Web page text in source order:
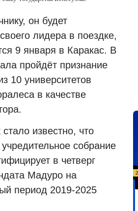
он будет
лидера в поездке,
9 января в Каракас. В
пройдёт признание
10 университетов
в качестве
известно, что
собрание
в четверг
Мадуро на
период 2019-2025